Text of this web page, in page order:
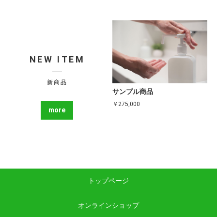
NEW ITEM
新商品
more
サンプル商品
￥275,000
トップページ
オンラインショップ